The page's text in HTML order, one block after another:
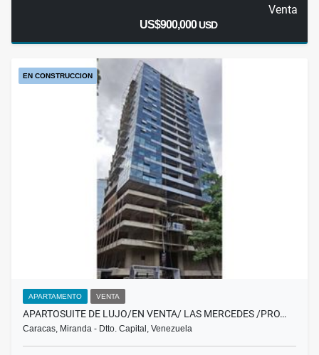
Venta
US$900,000USD
EN CONSTRUCCION
APARTAMENTO VENTA
APARTOSUITE DE LUJO/EN VENTA/ LAS MERCEDES /PRO…
Caracas, Miranda - Dtto. Capital, Venezuela